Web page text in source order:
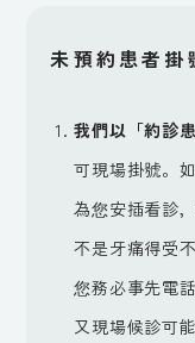
未預約患者掛
我們以「約診
可現場掛號。
為您安插看診
不是牙痛得受
您務必事先電
又現場候診可